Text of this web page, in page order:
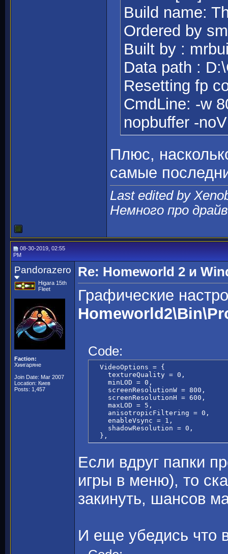
Build name:
Ordered by
Built by :
Data path :
Resetting fp
CmdLine: -w
nopbuffer -
Плюс,
самые
Last edited by
Немного про
08-30-2019, 02:55
PM
Pandorazero
Higara 15th
Fleet
Faction:
Хиигаряне
Join Date: Mar 2007
Location: Киев
Posts: 1,457
Re: Homeworld 2 и
Графические
Code:
  VideoOptions = {
    textureQuality = 0,
    minLOD = 0,
    screenResolutionW = 800,
    screenResolutionH = 600,
    maxLOD = 5,
    anisotropicFiltering = 0,
    enableVsync = 1,
    shadowResolution = 0,
  },
Если вдруг папки
игры в меню), то
закинуть, шансов
И еще убедись что